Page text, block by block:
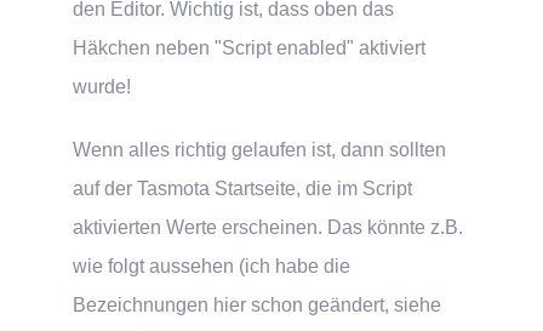
den Editor. Wichtig ist, dass oben das
Häkchen neben "Script enabled" aktiviert
wurde!
Wenn alles richtig gelaufen ist, dann sollten
auf der Tasmota Startseite, die im Script
aktivierten Werte erscheinen. Das könnte z.B.
wie folgt aussehen (ich habe die
Bezeichnungen hier schon geändert, siehe